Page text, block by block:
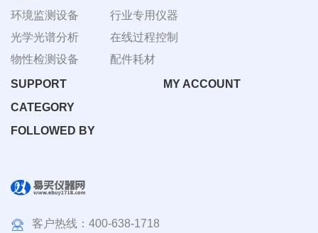
环境监测设备
光学光谱分析
物性检测设备
行业专用仪器
在线过程控制
配件耗材
SUPPORT
MY ACCOUNT
CATEGORY
FOLLOWED BY
客户热线： 400-638-1718